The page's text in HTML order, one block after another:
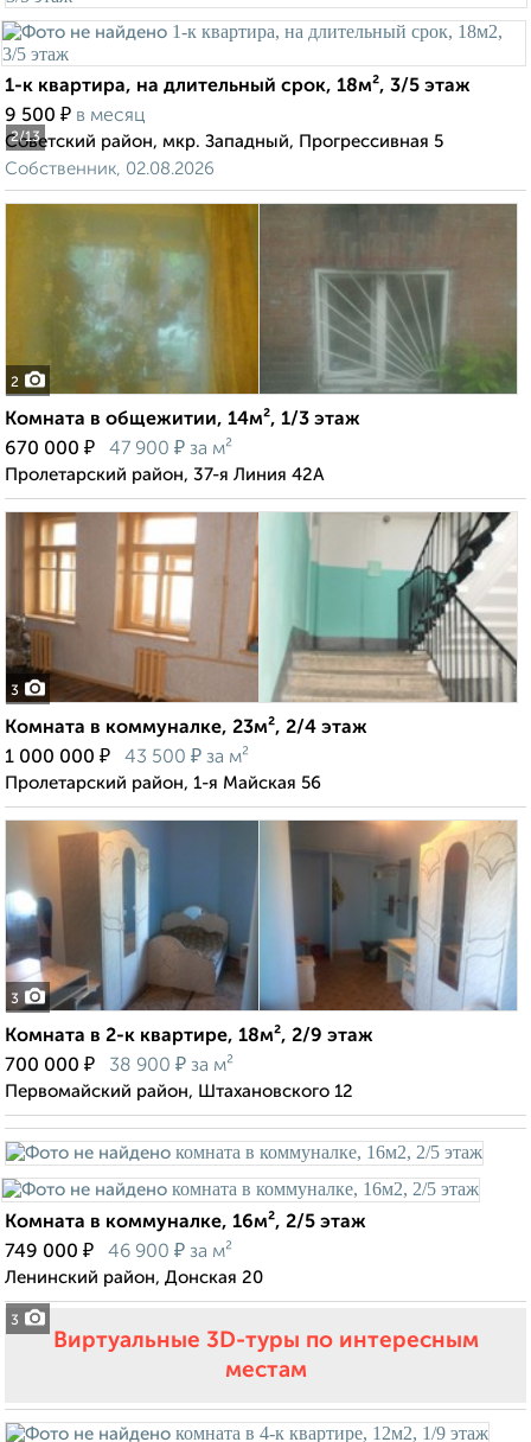
2/13
1-к квартира, на длительный срок, 18м², 3/5 этаж
9 500 ₽ в месяц
Советский район, мкр. Западный, Прогрессивная 5
Собственник, 02.08.2026
2
Комната в общежитии, 14м², 1/3 этаж
670 000 ₽ 47 900 ₽ за м²
Пролетарский район, 37-я Линия 42А
3
Комната в коммуналке, 23м², 2/4 этаж
1 000 000 ₽ 43 500 ₽ за м²
Пролетарский район, 1-я Майская 56
3
Комната в 2-к квартире, 18м², 2/9 этаж
700 000 ₽ 38 900 ₽ за м²
Первомайский район, Штахановского 12
3
Комната в коммуналке, 16м², 2/5 этаж
749 000 ₽ 46 900 ₽ за м²
Ленинский район, Донская 20
Виртуальные 3D-туры по интересным
местам